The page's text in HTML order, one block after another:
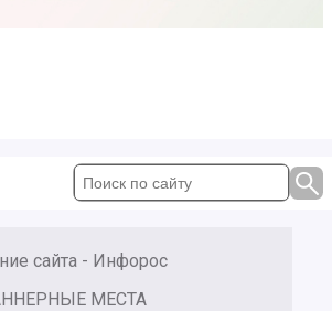
сайта - Инфорос
МЕСТА